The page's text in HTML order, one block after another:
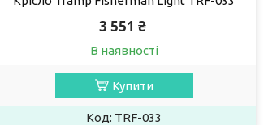
3 551 ₴
В наявності
Купити
TRF-033